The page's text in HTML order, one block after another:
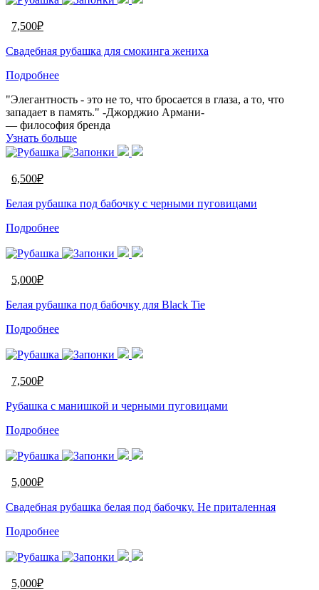
7,500₽
Свадебная рубашка для смокинга жениха
Подробнее
"Элегантность - это не то, что бросается в глаза, а то, что
западает в память." -Джорджио Армани-
— философия бренда
Узнать больше
6,500₽
Белая рубашка под бабочку с черными пуговицами
Подробнее
5,000₽
Белая рубашка под бабочку для Black Tie
Подробнее
7,500₽
Рубашка с манишкой и черными пуговицами
Подробнее
5,000₽
Cвадебная рубашка белая под бабочку. Не приталенная
Подробнее
5,000₽